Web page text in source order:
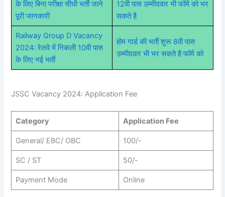
के लिए बिना परीक्षा सीधी भर्ती जाने
पूरी जानकारी
12वी पास उम्मीदवार भी फॉर्म को भर
सकते है
Railway Group D Vacancy
2024: रेलवे में निकली 10वी पास
के लिए नई भर्ती
होम गार्ड की भर्ती शुरू 8वी पास
उम्मीदवार भी भर सकते है फॉर्म को
JSSC Vacancy 2024: Application Fee
Category Application Fee
General/ EBC/ OBC 100/-
SC / ST 50/-
Payment Mode Online